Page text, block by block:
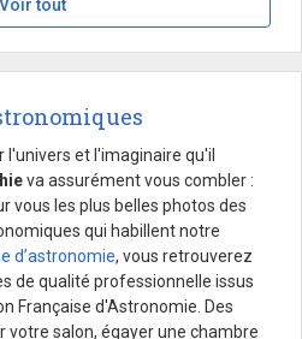
Voir tout
l'univers et l'imaginaire qu'il
va assurément vous combler :
vous les plus belles photos des
qui habillent notre
d’astronomie, vous retrouverez
de qualité professionnelle issus
Française d'Astronomie. Des
salon, égayer une chambre